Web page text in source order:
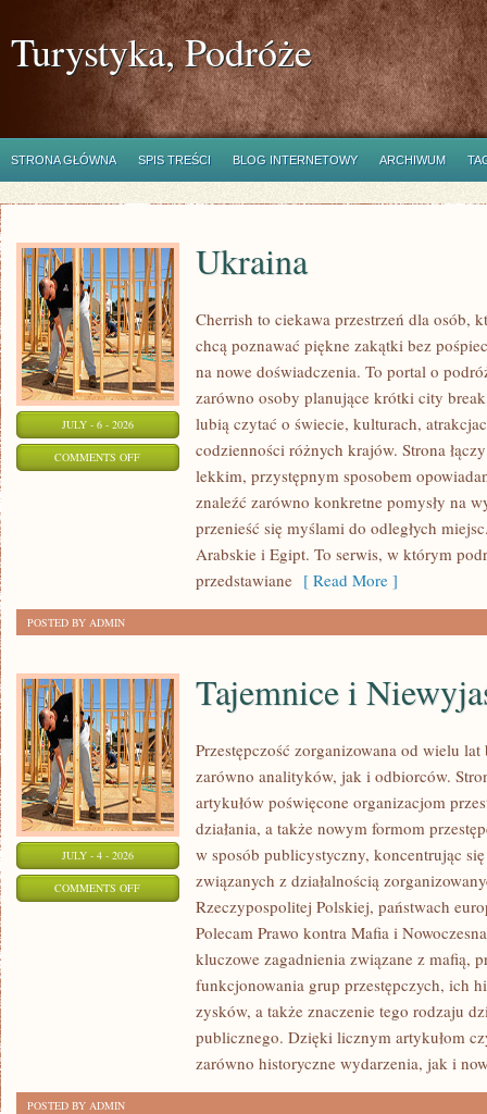
Turystyka, Podróże
STRONA GŁÓWNA SPIS TREŚCI BLOG INTERNETOWY ARCHIWUM
JULY - 6 - 2026
COMMENTS OFFON
Ukraina
Cherrish to ciekawa przestrzeń dla osób,
chcą poznawać piękne zakątki bez
na nowe doświadczenia. To portal o
zarówno osoby planujące krótki city
lubią czytać o świecie, kulturach,
codzienności różnych krajów. Strona
lekkim, przystępnym sposobem
znaleźć zarówno konkretne pomysły na
przenieść się myślami do odległych
Arabskie i Egipt. To serwis, w którym
przedstawiane [ Read More ]
POSTED BY ADMIN
JULY - 4 - 2026
COMMENTS OFFON
TAJEMNICE
NIEWYJAŚNIONE
Tajemnice i
Przestępczość zorganizowana od wielu
zarówno analityków, jak i odbiorców.
artykułów poświęcone organizacjom
działania, a także nowym formom
w sposób publicystyczny, koncentrując
związanych z działalnością
Rzeczypospolitej Polskiej, państwach
Polecam Prawo kontra Mafia i
kluczowe zagadnienia związane z mafią,
funkcjonowania grup przestępczych, ich
zysków, a także znaczenie tego rodzaju
publicznego. Dzięki licznym artykułom
zarówno historyczne wydarzenia, jak i
POSTED BY ADMIN